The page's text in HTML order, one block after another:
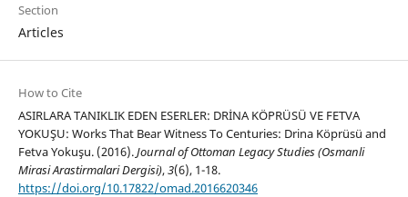
Section
Articles
How to Cite
ASIRLARA TANIKLIK EDEN ESERLER: DRİNA KÖPRÜSÜ VE FETVA
YOKUŞU: Works That Bear Witness To Centuries: Drina Köprüsü and
Fetva Yokuşu. (2016).Journal of Ottoman Legacy Studies (Osmanli
Mirasi Arastirmalari Dergisi),3(6), 1-18.
https://doi.org/10.17822/omad.2016620346